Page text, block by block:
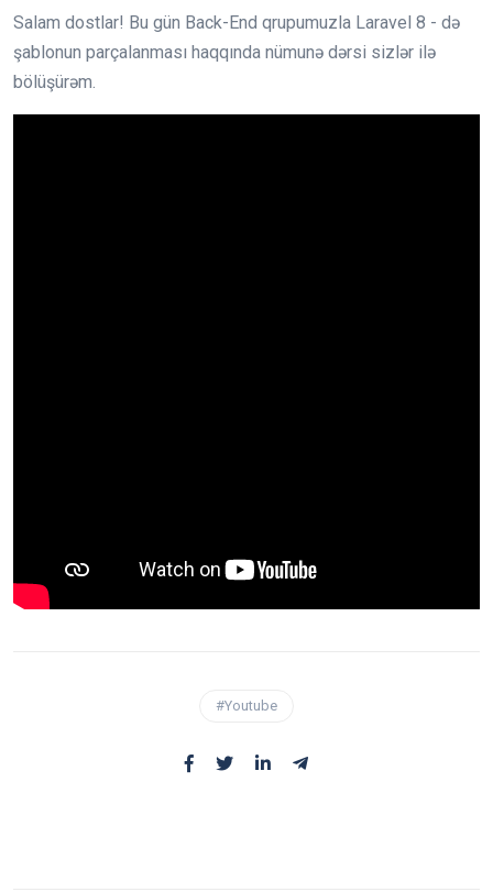
Salam dostlar! Bu gün Back-End qrupumuzla Laravel 8 - də
şablonun parçalanması haqqında nümunə dərsi sizlər ilə
bölüşürəm.
#Youtube